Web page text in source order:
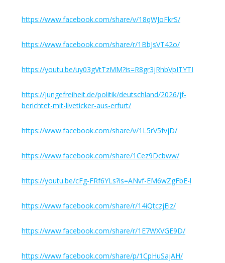
https://www.facebook.com/share/v/18qWJoFkrS/
https://www.facebook.com/share/r/1BbJsVT42o/
https://youtu.be/uy03gVtTzMM?is=R8gr3jRhbVpITYTI
https://jungefreiheit.de/politik/deutschland/2026/jf-
berichtet-mit-liveticker-aus-erfurt/
https://www.facebook.com/share/v/1L5rV5fvjD/
https://www.facebook.com/share/1Cez9Dcbww/
https://youtu.be/cFg-FRf6YLs?is=ANvf-EM6wZgFbE-l
https://www.facebook.com/share/r/14iQtczjEiz/
https://www.facebook.com/share/r/1E7WXVGE9D/
https://www.facebook.com/share/p/1CpHuSajAH/